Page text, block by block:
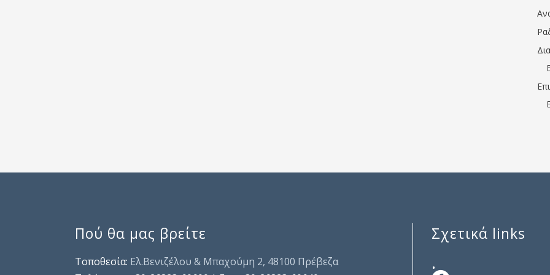
Πού θα μας βρείτε
Τοποθεσία: Ελ.Βενιζέλου & Μπαχούμη 2, 48100 Πρέβεζα
Σχετικά links
.